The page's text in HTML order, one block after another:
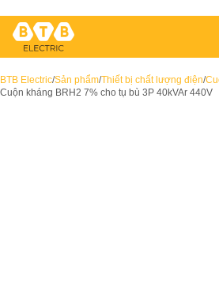
BTB Electric/Sản phẩm/Thiết bị chất lượng điện/
Cuộn kháng BRH2 7% cho tụ bù 3P 40kVAr 440V